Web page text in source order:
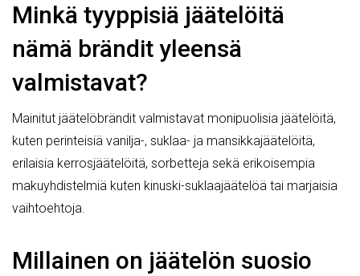
Minkä tyyppisiä jäätelöitä
nämä brändit yleensä
valmistavat?
Mainitut jäätelöbrändit valmistavat monipuolisia jäätelöitä,
kuten perinteisiä vanilja-, suklaa- ja mansikkajäätelöitä,
erilaisia kerrosjäätelöitä, sorbetteja sekä erikoisempia
makuyhdistelmiä kuten kinuski-suklaajäätelöä tai marjaisia
vaihtoehtoja.
Millainen on jäätelön suosio